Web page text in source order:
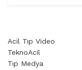
Acil Tıp Video
TeknoAcil
Tıp Medya